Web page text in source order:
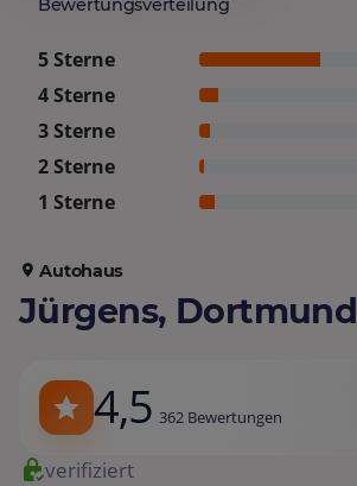
Bewertungsverteilung
5 Sterne
4 Sterne
3 Sterne
2 Sterne
1 Sterne
Autohaus
Jürgens, Dortmund
4,5 362 Bewertungen
verifiziert